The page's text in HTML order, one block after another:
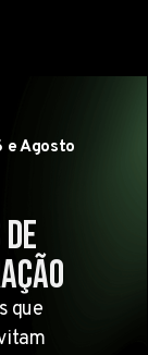
e Agosto
que